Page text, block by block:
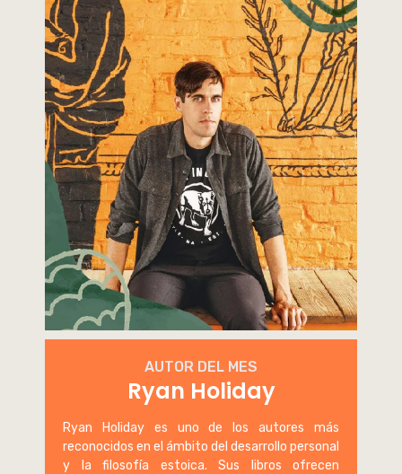
AUTOR DEL MES
Ryan Holiday
Ryan Holiday es uno de los autores más
reconocidos en el ámbito del desarrollo personal
y la filosofía estoica. Sus libros ofrecen